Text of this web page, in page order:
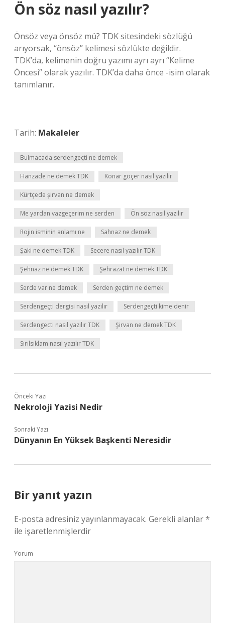
Ön söz nasıl yazılır?
Önsöz veya önsöz mü? TDK sitesindeki sözlüğü
arıyorsak, “önsöz” kelimesi sözlükte değildir.
TDK’da, kelimenin doğru yazımı ayrı ayrı “Kelime
Öncesi” olarak yazılır. TDK’da daha önce -isim olarak
tanımlanır.
Tarih: Makaleler
Bulmacada serdengeçti ne demek
Hanzade ne demek TDK Konar göçer nasıl yazılır
Kürtçede şirvan ne demek
Me yardan vazgeçerim ne serden Ön söz nasıl yazılır
Rojin isminin anlamı ne Sahnaz ne demek
Şaki ne demek TDK Secere nasıl yazılır TDK
Şehnaz ne demek TDK Şehrazat ne demek TDK
Serde var ne demek Serden geçtim ne demek
Serdengeçti dergisi nasıl yazılır Serdengeçti kime denir
Serdengecti nasıl yazılır TDK Şirvan ne demek TDK
Sırılsıklam nasıl yazılır TDK
Önceki Yazı
Nekroloji Yazisi Nedir
Sonraki Yazı
Dünyanın En Yüksek Başkenti Neresidir
Bir yanıt yazın
E-posta adresiniz yayınlanmayacak. Gerekli alanlar*
ile işaretlenmişlerdir
Yorum